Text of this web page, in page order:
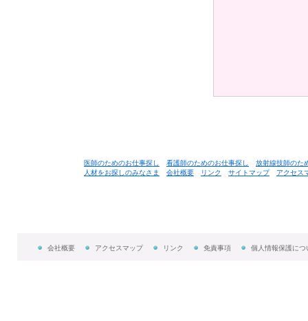
医師のためのお仕事探し 看護師のためのお仕事探し
放射線技師のた
人材をお探しのみなさま
会社概要 リンク サイトマップ アクセス
会社概要 アクセスマップ リンク 免責事項 個人情報保護につ